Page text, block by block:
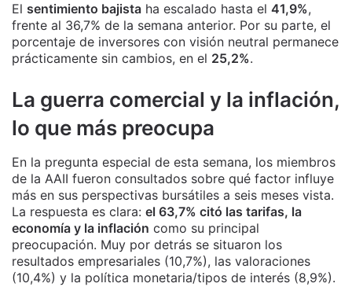
El sentimiento bajista ha escalado hasta el 41,9%,
frente al 36,7% de la semana anterior. Por su parte, el
porcentaje de inversores con visión neutral permanece
prácticamente sin cambios, en el 25,2%.
La guerra comercial y la inflación,
lo que más preocupa
En la pregunta especial de esta semana, los miembros
de la AAII fueron consultados sobre qué factor influye
más en sus perspectivas bursátiles a seis meses vista.
La respuesta es clara: el 63,7% citó las tarifas, la
economía y la inflación como su principal
preocupación. Muy por detrás se situaron los
resultados empresariales (10,7%), las valoraciones
(10,4%) y la política monetaria/tipos de interés (8,9%).